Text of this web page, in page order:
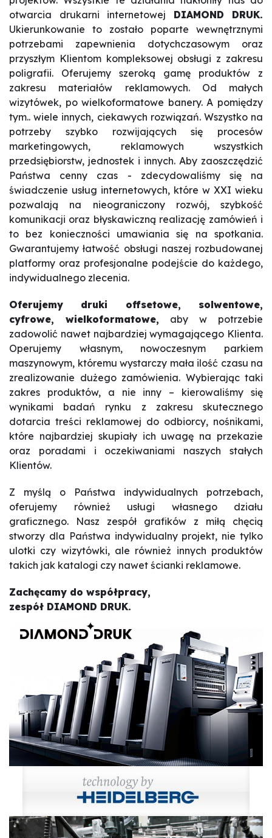
otwarcia drukarni internetowej DIAMOND DRUK.
Ukierunkowanie to zostało poparte wewnętrznymi
potrzebami zapewnienia dotychczasowym oraz
przyszłym Klientom kompleksowej obsługi z zakresu
poligrafii. Oferujemy szeroką gamę produktów z
zakresu materiałów reklamowych. Od małych
wizytówek, po wielkoformatowe banery. A pomiędzy
tym.. wiele innych, ciekawych rozwiązań. Wszystko na
potrzeby szybko rozwijających się procesów
marketingowych, reklamowych wszystkich
przedsiębiorstw, jednostek i innych. Aby zaoszczędzić
Państwa cenny czas - zdecydowaliśmy się na
świadczenie usług internetowych, które w XXI wieku
pozwalają na nieograniczony rozwój, szybkość
komunikacji oraz błyskawiczną realizację zamówień i
to bez konieczności umawiania się na spotkania.
Gwarantujemy łatwość obsługi naszej rozbudowanej
platformy oraz profesjonalne podejście do każdego,
indywidualnego zlecenia.
Oferujemy druki offsetowe, solwentowe,
cyfrowe, wielkoformatowe, aby w potrzebie
zadowolić nawet najbardziej wymagającego Klienta.
Operujemy własnym, nowoczesnym parkiem
maszynowym, któremu wystarczy mała ilość czasu na
zrealizowanie dużego zamówienia. Wybierając taki
zakres produktów, a nie inny – kierowaliśmy się
wynikami badań rynku z zakresu skutecznego
dotarcia treści reklamowej do odbiorcy, nośnikami,
które najbardziej skupiały ich uwagę na przekazie
oraz poradami i oczekiwaniami naszych stałych
Klientów.
Z myślą o Państwa indywidualnych potrzebach,
oferujemy również usługi własnego działu
graficznego. Nasz zespół grafików z miłą chęcią
stworzy dla Państwa indywidualny projekt, nie tylko
ulotki czy wizytówki, ale również innych produktów
takich jak katalogi czy nawet ścianki reklamowe.
Zachęcamy do współpracy,
zespół DIAMOND DRUK.